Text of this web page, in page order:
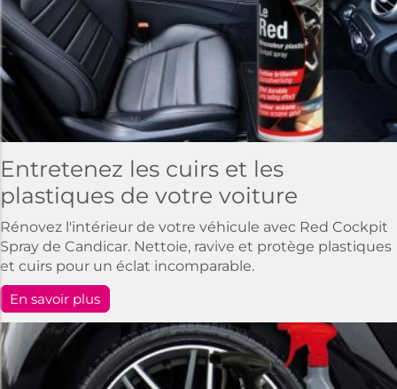
Entretenez les cuirs et les
plastiques de votre voiture
Rénovez l'intérieur de votre véhicule avec Red Cockpit
Spray de Candicar. Nettoie, ravive et protège plastiques
et cuirs pour un éclat incomparable.
En savoir plus